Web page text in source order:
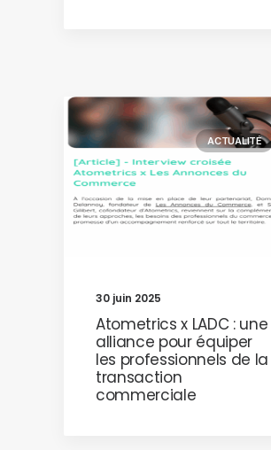
ACTUALITÉ
30 juin 2025
Atometrics x LADC : une
alliance pour équiper
les professionnels de la
transaction
commerciale